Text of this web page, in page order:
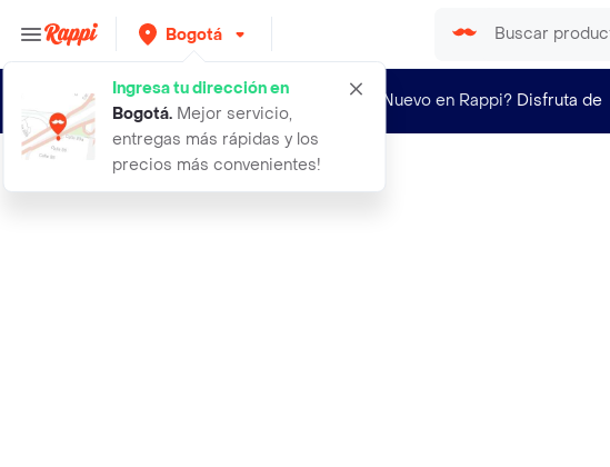
Bogotá
Ingresa tu dirección en
Bogotá. Mejor servicio,
entregas más rápidas y los
precios más convenientes!
¿Nuevo en Rappi? Disfruta de
100 semillas organicas de bonsai me